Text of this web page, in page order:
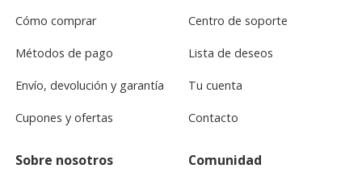
Cómo comprar
Métodos de pago
Envío, devolución y garantía
Cupones y ofertas
Centro de soporte
Lista de deseos
Tu cuenta
Contacto
Sobre nosotros Comunidad